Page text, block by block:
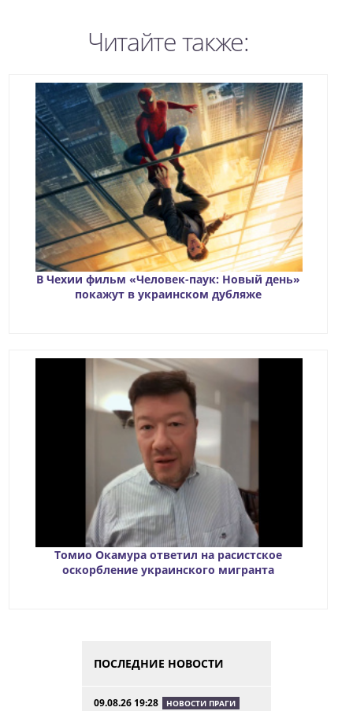
Читайте также:
В Чехии фильм «Человек-паук: Новый день»
покажут в украинском дубляже
Томио Окамура ответил на расистское
оскорбление украинского мигранта
ПОСЛЕДНИЕ НОВОСТИ
09.08.26 19:28 НОВОСТИ ПРАГИ